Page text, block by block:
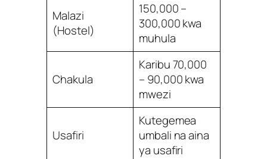
Malazi
(Hostel)
150,000 –
300,000 kwa
muhula
Chakula
Karibu 70,000
– 90,000 kwa
mwezi
Usafiri
Kutegemea
umbali na aina
ya usafiri